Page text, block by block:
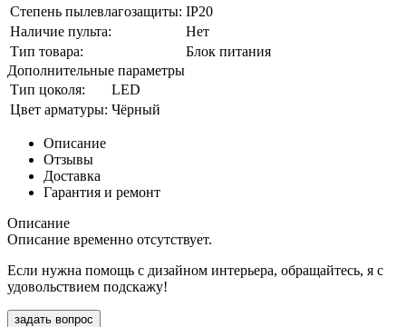
Степень пылевлагозащиты: IP20
Наличие пульта:
Нет
Тип товара:
Блок питания
Дополнительные параметры
Тип цоколя:
LED
Цвет арматуры: Чёрный
Описание
Отзывы
Доставка
Гарантия и ремонт
Описание
Описание временно отсутствует.
Если нужна помощь с дизайном интерьера, обращайтесь, я с
удовольствием подскажу!
задать вопрос